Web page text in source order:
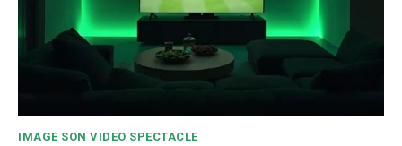
IMAGE SON VIDEO SPECTACLE